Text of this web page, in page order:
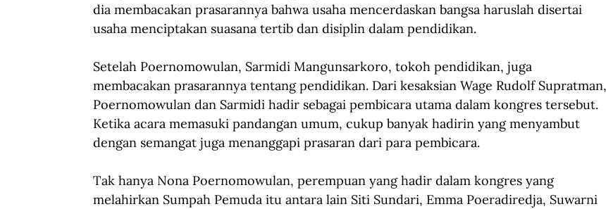
dia membacakan prasarannya bahwa usaha mencerdaskan bangsa haruslah disertai
usaha menciptakan suasana tertib dan disiplin dalam pendidikan.
Setelah Poernomowulan, Sarmidi Mangunsarkoro, tokoh pendidikan, juga
membacakan prasarannya tentang pendidikan. Dari kesaksian Wage Rudolf Supratman,
Poernomowulan dan Sarmidi hadir sebagai pembicara utama dalam kongres tersebut.
Ketika acara memasuki pandangan umum, cukup banyak hadirin yang menyambut
dengan semangat juga menanggapi prasaran dari para pembicara.
Tak hanya Nona Poernomowulan, perempuan yang hadir dalam kongres yang
melahirkan Sumpah Pemuda itu antara lain Siti Sundari, Emma Poeradiredja, Suwarni